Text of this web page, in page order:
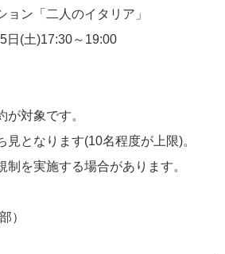
ン「二人のイタリア」
(土)17:30～19:00
対象です。
見となります(10名程度が上限)。
制を実施する場合があります。
）